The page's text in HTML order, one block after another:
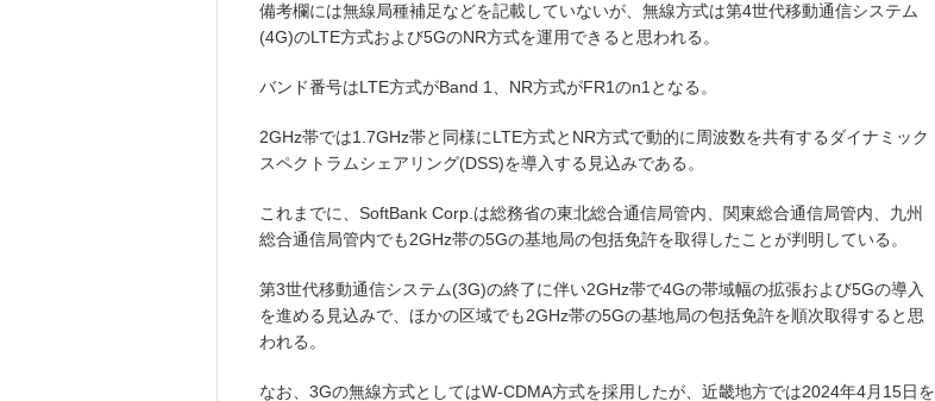
備考欄には無線局種補足などを記載していないが、無線方式は第4世代移動通信システム
(4G)のLTE方式および5GのNR方式を運用できると思われる。
バンド番号はLTE方式がBand 1、NR方式がFR1のn1となる。
2GHz帯では1.7GHz帯と同様にLTE方式とNR方式で動的に周波数を共有するダイナミック
スペクトラムシェアリング(DSS)を導入する見込みである。
これまでに、SoftBank Corp.は総務省の東北総合通信局管内、関東総合通信局管内、九州
総合通信局管内でも2GHz帯の5Gの基地局の包括免許を取得したことが判明している。
第3世代移動通信システム(3G)の終了に伴い2GHz帯で4Gの帯域幅の拡張および5Gの導入
を進める見込みで、ほかの区域でも2GHz帯の5Gの基地局の包括免許を順次取得すると思
われる。
なお、3Gの無線方式としてはW-CDMA方式を採用したが、近畿地方では2024年4月15日を